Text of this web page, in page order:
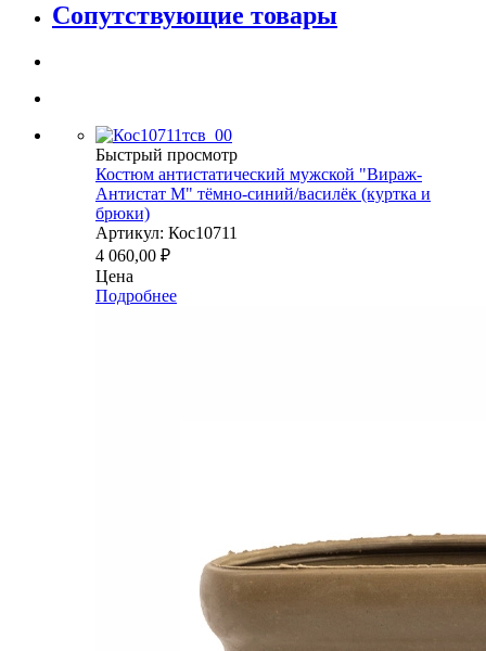
Сопутствующие товары
Быстрый просмотр
Костюм антистатический мужской "Вираж-
Антистат М" тёмно-синий/василёк (куртка и
брюки)
Артикул: Кос10711
4 060,00 ₽
Цена
Подробнее